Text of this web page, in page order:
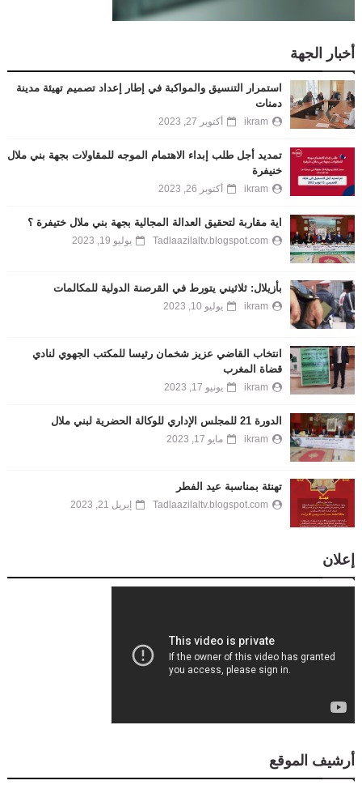
أخبار الجهة
استمرار التنسيق والمواكبة في إطار إعداد تصميم تهيئة مدينة
دمنات
ikram أكتوبر 27, 2023
تمديد أجل طلب إبداء الاهتمام الموجه للمقاولات بجهة بني ملال
خنيفرة
ikram أكتوبر 26, 2023
اية مقاربة لتحقيق العدالة المجالية بجهة بني ملال ختيفرة ؟
Tadlaazilaltv.blogspot.com يوليو 19, 2023
بأزيلال: ثلاثيني يتورط في القرصنة الدولية للمكالمات
ikram يوليو 10, 2023
انتخاب القاضي عزيز شخمان رئيسا للمكتب الجهوي لنادي
قضاة المغرب
ikram يونيو 17, 2023
الدورة 21 للمجلس الإداري للوكالة الحضرية لبني ملال
ikram مايو 17, 2023
تهنئة بمناسبة عيد الفطر
Tadlaazilaltv.blogspot.com إبريل 21, 2023
إعلان
أرشيف الموقع